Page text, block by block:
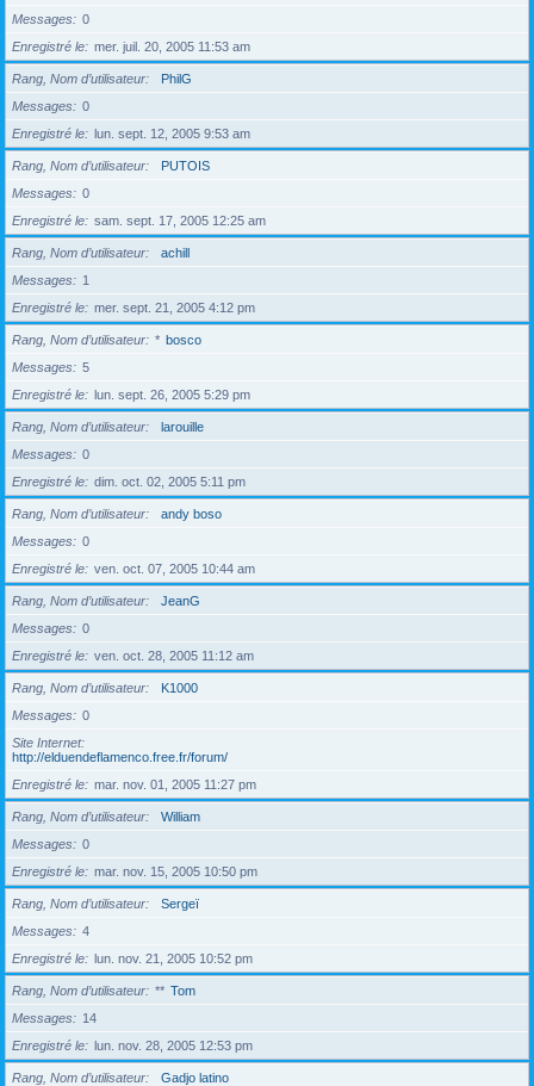
Messages
0
Enregistré le
mer. juil. 20, 2005 11:53 am
Rang, Nom d’utilisateur
PhilG
Messages
0
Enregistré le
lun. sept. 12, 2005 9:53 am
Rang, Nom d’utilisateur
PUTOIS
Messages
0
Enregistré le
sam. sept. 17, 2005 12:25 am
Rang, Nom d’utilisateur
achill
Messages
1
Enregistré le
mer. sept. 21, 2005 4:12 pm
Rang, Nom d’utilisateur * bosco
Messages
5
Enregistré le
lun. sept. 26, 2005 5:29 pm
Rang, Nom d’utilisateur
larouille
Messages
0
Enregistré le
dim. oct. 02, 2005 5:11 pm
Rang, Nom d’utilisateur
andy boso
Messages
0
Enregistré le
ven. oct. 07, 2005 10:44 am
Rang, Nom d’utilisateur
JeanG
Messages
0
Enregistré le
ven. oct. 28, 2005 11:12 am
Rang, Nom d’utilisateur
K1000
Messages
0
Site Internet
http://elduendeflamenco.free.fr/forum/
Enregistré le
mar. nov. 01, 2005 11:27 pm
Rang, Nom d’utilisateur
William
Messages
0
Enregistré le
mar. nov. 15, 2005 10:50 pm
Rang, Nom d’utilisateur
Sergeï
Messages
4
Enregistré le
lun. nov. 21, 2005 10:52 pm
Rang, Nom d’utilisateur ** Tom
Messages
14
Enregistré le
lun. nov. 28, 2005 12:53 pm
Rang, Nom d’utilisateur
Gadjo latino